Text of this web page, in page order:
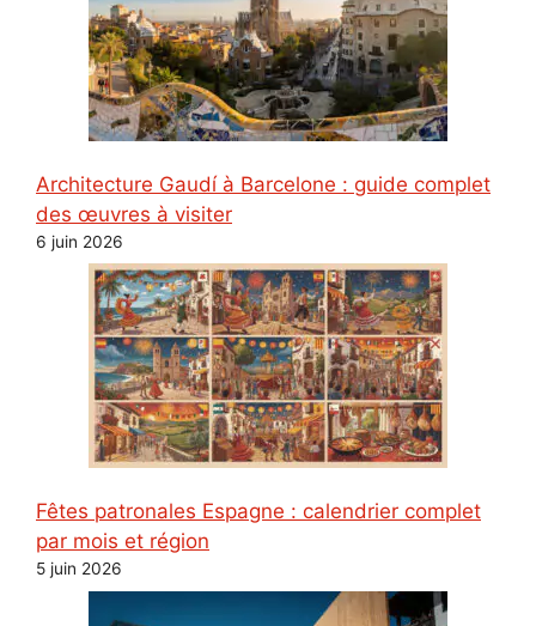
Architecture Gaudí à Barcelone : guide complet
des œuvres à visiter
6 juin 2026
Fêtes patronales Espagne : calendrier complet
par mois et région
5 juin 2026